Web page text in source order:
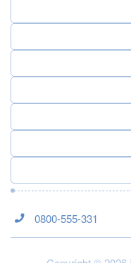
0800-555-331